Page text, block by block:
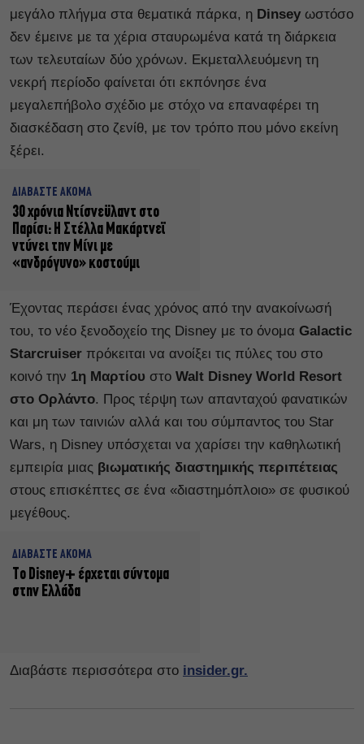
μεγάλο πλήγμα στα θεματικά πάρκα, η Dinsey ωστόσο
δεν έμεινε με τα χέρια σταυρωμένα κατά τη διάρκεια
των τελευταίων δύο χρόνων. Εκμεταλλευόμενη τη
νεκρή περίοδο φαίνεται ότι εκπόνησε ένα
μεγαλεπήβολο σχέδιο με στόχο να επαναφέρει τη
διασκέδαση στο ζενίθ, με τον τρόπο που μόνο εκείνη
ξέρει.
ΔΙΑΒΑΣΤΕ ΑΚΟΜΑ
30 χρόνια Ντίσνεϋλαντ στο
Παρίσι: Η Στέλλα Μακάρτνεϊ
ντύνει την Μίνι με
«ανδρόγυνο» κοστούμι
Έχοντας περάσει ένας χρόνος από την ανακοίνωσή
του, το νέο ξενοδοχείο της Disney με το όνομα Galactic
Starcruiser πρόκειται να ανοίξει τις πύλες του στο
κοινό την 1η Μαρτίου στο Walt Disney World Resort
στο Ορλάντο. Προς τέρψη των απανταχού φανατικών
και μη των ταινιών αλλά και του σύμπαντος του Star
Wars, η Disney υπόσχεται να χαρίσει την καθηλωτική
εμπειρία μιας βιωματικής διαστημικής περιπέτειας
στους επισκέπτες σε ένα «διαστημόπλοιο» σε φυσικού
μεγέθους.
ΔΙΑΒΑΣΤΕ ΑΚΟΜΑ
Το Disney+ έρχεται σύντομα
στην Ελλάδα
Διαβάστε περισσότερα στο insider.gr.